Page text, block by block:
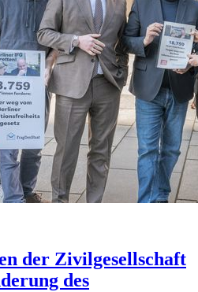
der Zivilgesellschaft
des